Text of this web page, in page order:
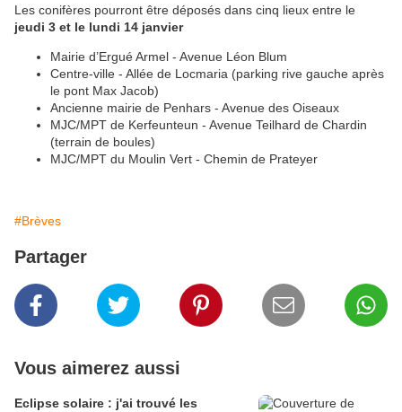
Les conifères pourront être déposés dans cinq lieux entre le
jeudi 3 et le lundi 14 janvier
Mairie d’Ergué Armel - Avenue Léon Blum
Centre-ville - Allée de Locmaria (parking rive gauche après
le pont Max Jacob)
Ancienne mairie de Penhars - Avenue des Oiseaux
MJC/MPT de Kerfeunteun - Avenue Teilhard de Chardin
(terrain de boules)
MJC/MPT du Moulin Vert - Chemin de Prateyer
#Brèves
Partager
Vous aimerez aussi
Eclipse solaire : j'ai trouvé les